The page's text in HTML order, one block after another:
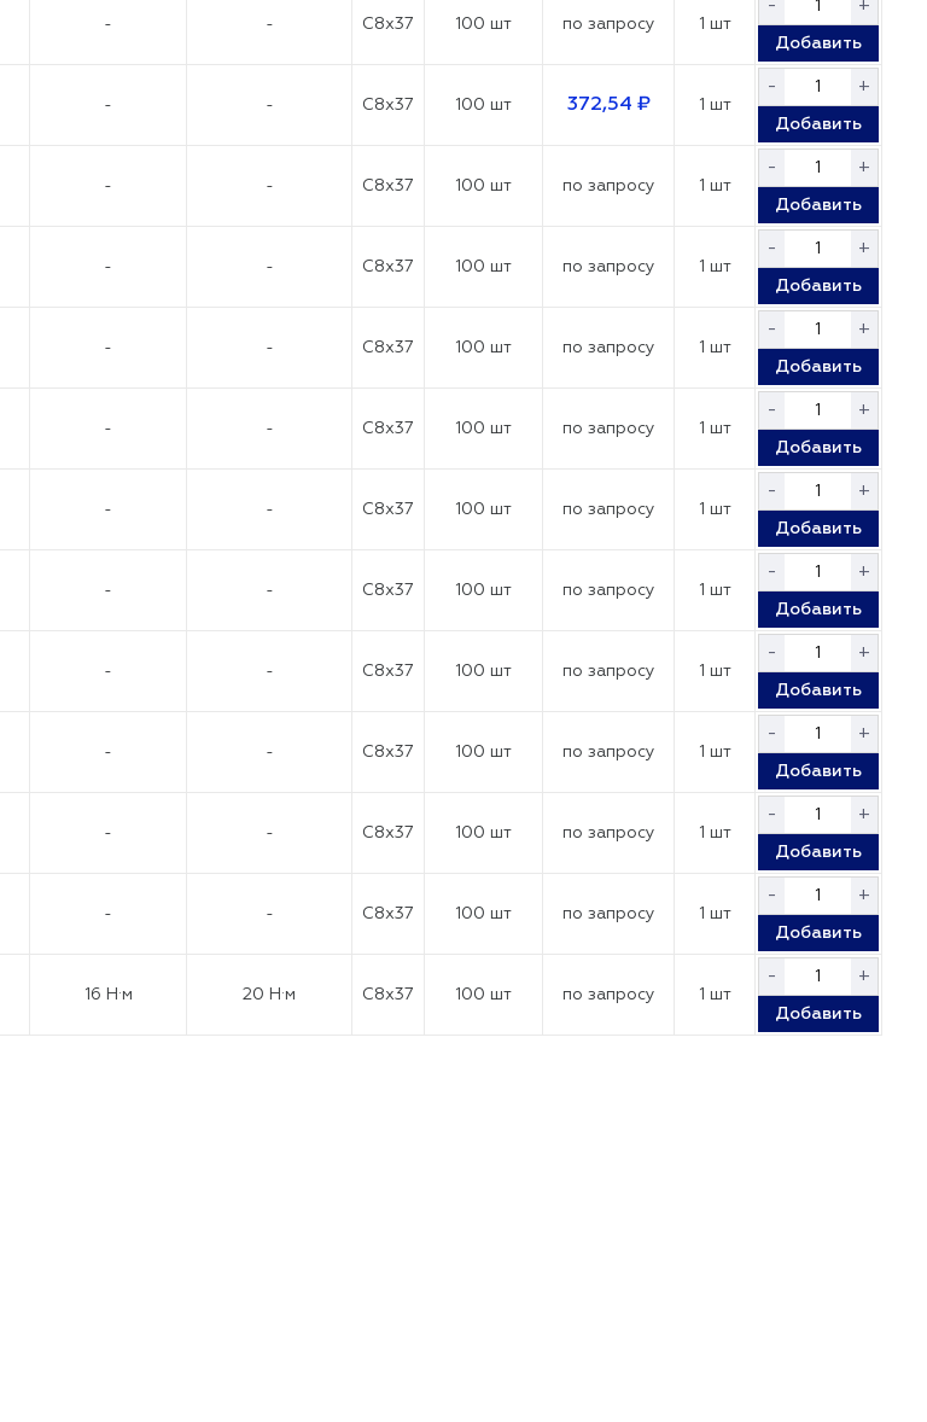
- - C8x37 100 шт по запросу 1 шт
- +
Добавить
- - C8x37 100 шт 372,54 ₽ 1 шт
- +
Добавить
- - C8x37 100 шт по запросу 1 шт
- +
Добавить
- - C8x37 100 шт по запросу 1 шт
- +
Добавить
- - C8x37 100 шт по запросу 1 шт
- +
Добавить
- - C8x37 100 шт по запросу 1 шт
- +
Добавить
- - C8x37 100 шт по запросу 1 шт
- +
Добавить
- - C8x37 100 шт по запросу 1 шт
- +
Добавить
- - C8x37 100 шт по запросу 1 шт
- +
Добавить
- - C8x37 100 шт по запросу 1 шт
- +
Добавить
- - C8x37 100 шт по запросу 1 шт
- +
Добавить
- - C8x37 100 шт по запросу 1 шт
- +
Добавить
16 Н·м 20 Н·м C8x37 100 шт по запросу 1 шт
- +
Добавить